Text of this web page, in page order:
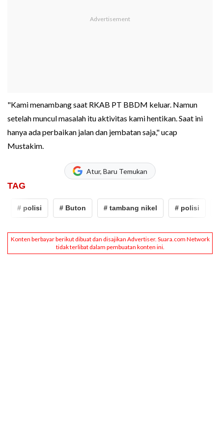
"Kami menambang saat RKAB PT BBDM keluar. Namun
setelah muncul masalah itu aktivitas kami hentikan. Saat ini
hanya ada perbaikan jalan dan jembatan saja," ucap
Mustakim.
Atur, Baru Temukan
TAG
# polisi # Buton # tambang nikel # polisi